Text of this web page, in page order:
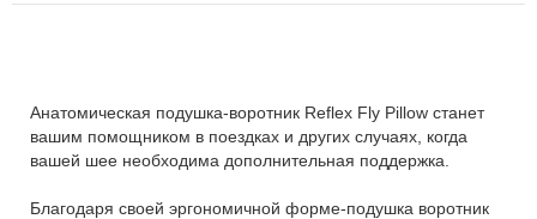
Анатомическая подушка-воротник Reflex Fly Pillow станет
вашим помощником в поездках и других случаях, когда
вашей шее необходима дополнительная поддержка.
Благодаря своей эргономичной форме-подушка воротник